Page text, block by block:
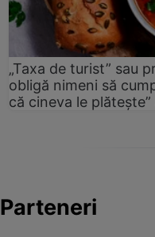
„Taxa de turist” sau
obligă nimeni să
că cineva le plătește”
Parteneri